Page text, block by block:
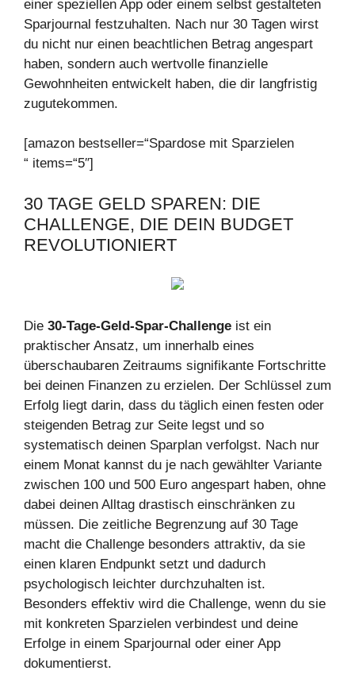
einer speziellen App oder einem selbst gestalteten
Sparjournal festzuhalten. Nach nur 30 Tagen wirst
du nicht nur einen beachtlichen Betrag angespart
haben, sondern auch wertvolle finanzielle
Gewohnheiten entwickelt haben, die dir langfristig
zugutekommen.
[amazon bestseller=“Spardose mit Sparzielen
“ items=“5″]
30 TAGE GELD SPAREN: DIE
CHALLENGE, DIE DEIN BUDGET
REVOLUTIONIERT
Die 30-Tage-Geld-Spar-Challenge ist ein
praktischer Ansatz, um innerhalb eines
überschaubaren Zeitraums signifikante Fortschritte
bei deinen Finanzen zu erzielen. Der Schlüssel zum
Erfolg liegt darin, dass du täglich einen festen oder
steigenden Betrag zur Seite legst und so
systematisch deinen Sparplan verfolgst. Nach nur
einem Monat kannst du je nach gewählter Variante
zwischen 100 und 500 Euro angespart haben, ohne
dabei deinen Alltag drastisch einschränken zu
müssen. Die zeitliche Begrenzung auf 30 Tage
macht die Challenge besonders attraktiv, da sie
einen klaren Endpunkt setzt und dadurch
psychologisch leichter durchzuhalten ist.
Besonders effektiv wird die Challenge, wenn du sie
mit konkreten Sparzielen verbindest und deine
Erfolge in einem Sparjournal oder einer App
dokumentierst.